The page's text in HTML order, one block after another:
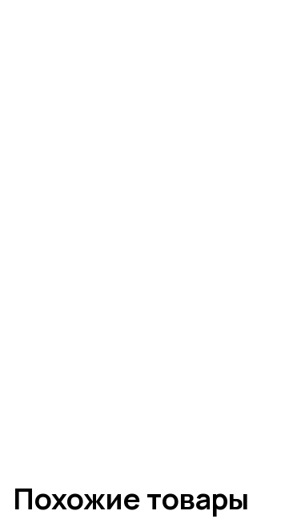
Похожие товары